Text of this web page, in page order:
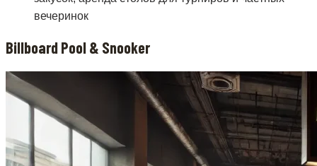
вечеринок
Billboard Pool & Snooker